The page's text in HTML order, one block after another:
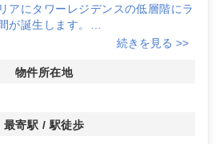
アにタワーレジデンスの低層階にラ
が誕生します。
コン、シティホテル、大型家電など
続きを見る >>
物件所在地
最寄駅 / 駅徒歩